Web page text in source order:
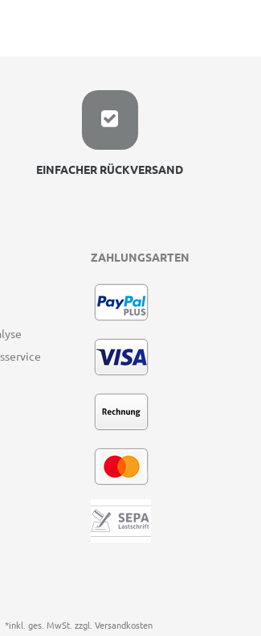
EINFACHER RÜCKVERSAND
ZAHLUNGSARTEN
*inkl. ges. MwSt. zzgl. Versandkosten